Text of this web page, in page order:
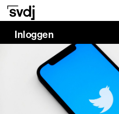
Naar hoofdinhoud
Inloggen